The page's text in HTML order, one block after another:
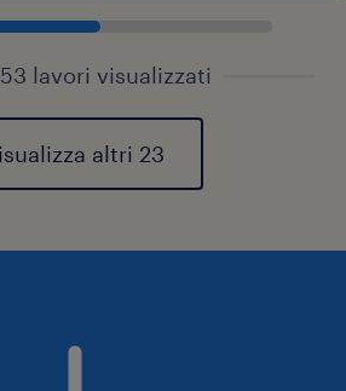
lavori visualizzati
altri 23